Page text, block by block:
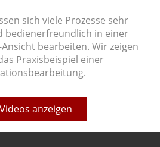
sich viele Prozesse sehr
bedienerfreundlich in einer
bearbeiten. Wir zeigen
Praxisbeispiel einer
anzeigen